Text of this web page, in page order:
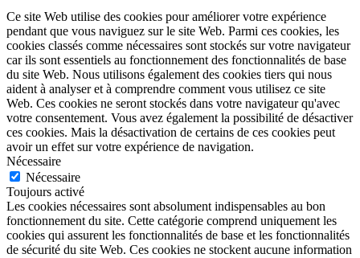
Ce site Web utilise des cookies pour améliorer votre expérience
pendant que vous naviguez sur le site Web. Parmi ces cookies, les
cookies classés comme nécessaires sont stockés sur votre navigateur
car ils sont essentiels au fonctionnement des fonctionnalités de base
du site Web. Nous utilisons également des cookies tiers qui nous
aident à analyser et à comprendre comment vous utilisez ce site
Web. Ces cookies ne seront stockés dans votre navigateur qu'avec
votre consentement. Vous avez également la possibilité de désactiver
ces cookies. Mais la désactivation de certains de ces cookies peut
avoir un effet sur votre expérience de navigation.
Nécessaire
Nécessaire
Toujours activé
Les cookies nécessaires sont absolument indispensables au bon
fonctionnement du site. Cette catégorie comprend uniquement les
cookies qui assurent les fonctionnalités de base et les fonctionnalités
de sécurité du site Web. Ces cookies ne stockent aucune information